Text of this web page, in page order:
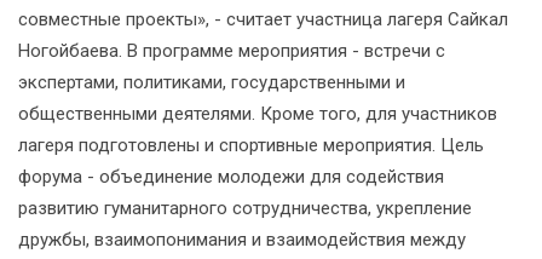
совместные проекты», - считает участница лагеря Сайкал
Ногойбаева. В программе мероприятия - встречи с
экспертами, политиками, государственными и
общественными деятелями. Кроме того, для участников
лагеря подготовлены и спортивные мероприятия. Цель
форума - объединение молодежи для содействия
развитию гуманитарного сотрудничества, укрепление
дружбы, взаимопонимания и взаимодействия между